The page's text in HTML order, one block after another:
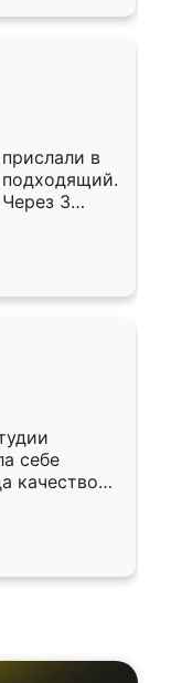
в
3
себе
качеством
уже почти